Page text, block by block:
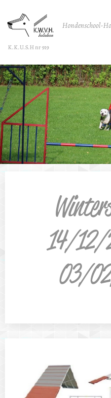
Hondenschool-
K.K.U.S.H nr 919
14/12/
03/